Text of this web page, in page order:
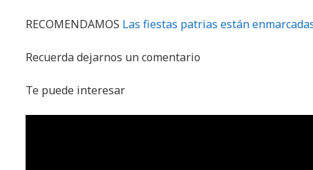
RECOMENDAMOS Las fiestas patrias están
Recuerda dejarnos un comentario
Te puede interesar